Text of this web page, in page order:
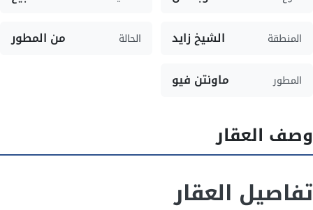
المنطقة الشيخ زايد الحالة من المطور
المطور ماونتن فيو
وصف العقار
تفاصيل العقار